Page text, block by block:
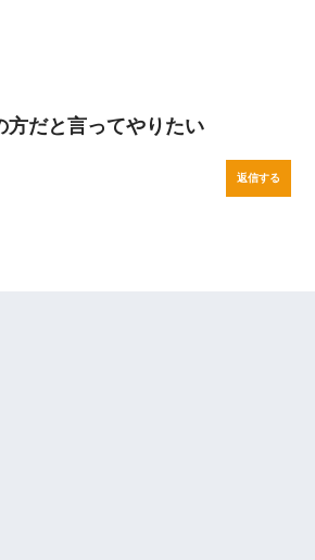
方だと言ってやりたい
返信する